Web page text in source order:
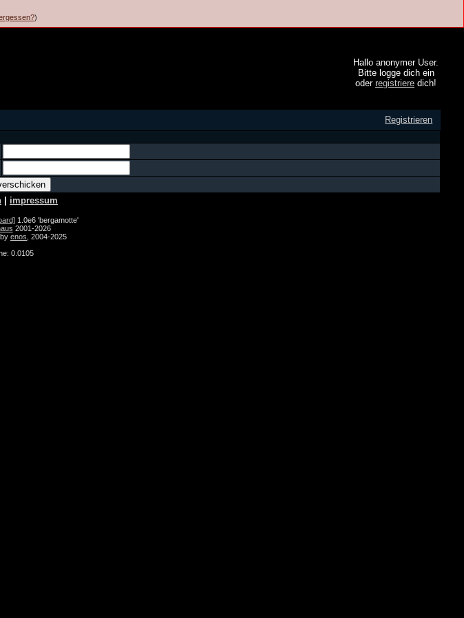
)
Hallo anonymer User.
Bitte logge dich ein
oder registriere dich!
Registrieren
impressum
1.0e6 'bergamotte'
2001-2026
enos , 2004-2025
0.0105